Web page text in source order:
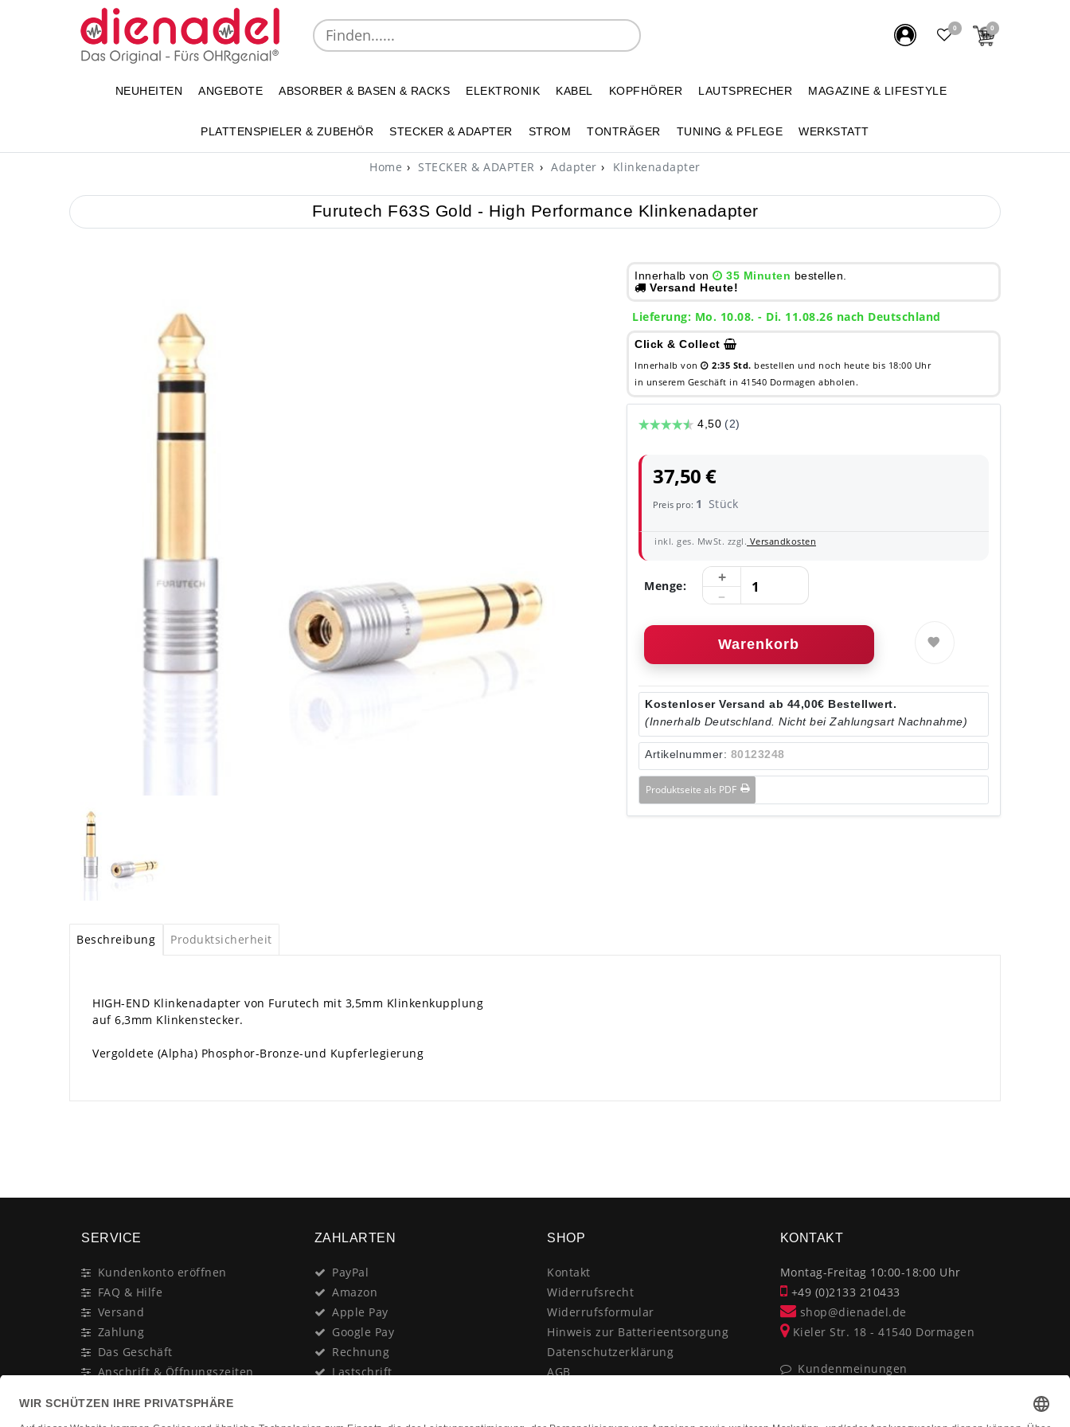
0 0
NEUHEITEN ANGEBOTE ABSORBER & BASEN & RACKS ELEKTRONIK KABEL KOPFHÖRER LAUTSPRECHER MAGAZINE & LIFESTYLE
PLATTENSPIELER & ZUBEHÖR STECKER & ADAPTER STROM TONTRÄGER TUNING & PFLEGE WERKSTATT
Home STECKER & ADAPTER Adapter Klinkenadapter
Furutech F63S Gold - High Performance Klinkenadapter
Innerhalb von 35 Minuten bestellen.
Versand Heute!
Lieferung: Mo. 10.08. - Di. 11.08.26 nach Deutschland
Click & Collect
Innerhalb von 2:35 Std. bestellen und noch heute bis 18:00 Uhr
in unserem Geschäft in 41540 Dormagen abholen.
37,50 €
Preis pro: 1 Stück
inkl. ges. MwSt. zzgl. Versandkosten
Menge:
Warenkorb
Kostenloser Versand ab 44,00€ Bestellwert.
(Innerhalb Deutschland. Nicht bei Zahlungsart Nachnahme)
Artikelnummer: 80123248
Produktseite als PDF
Beschreibung Produktsicherheit
HIGH-END Klinkenadapter von Furutech mit 3,5mm Klinkenkupplung
auf 6,3mm Klinkenstecker.
Vergoldete (Alpha) Phosphor-Bronze-und Kupferlegierung
SERVICE
Kundenkonto eröffnen
FAQ & Hilfe
Versand
Zahlung
Das Geschäft
Anschrift & Öffnungszeiten
Newsletter
ZAHLARTEN
PayPal
Amazon
Apple Pay
Google Pay
Rechnung
Lastschrift
SHOP
Kontakt
Widerrufsrecht
Widerrufsformular
Hinweis zur Batterieentsorgung
Datenschutzerklärung
AGB
KONTAKT
Montag-Freitag 10:00-18:00 Uhr
+49 (0)2133 210433
shop@dienadel.de
Kieler Str. 18 - 41540 Dormagen
Kundenmeinungen